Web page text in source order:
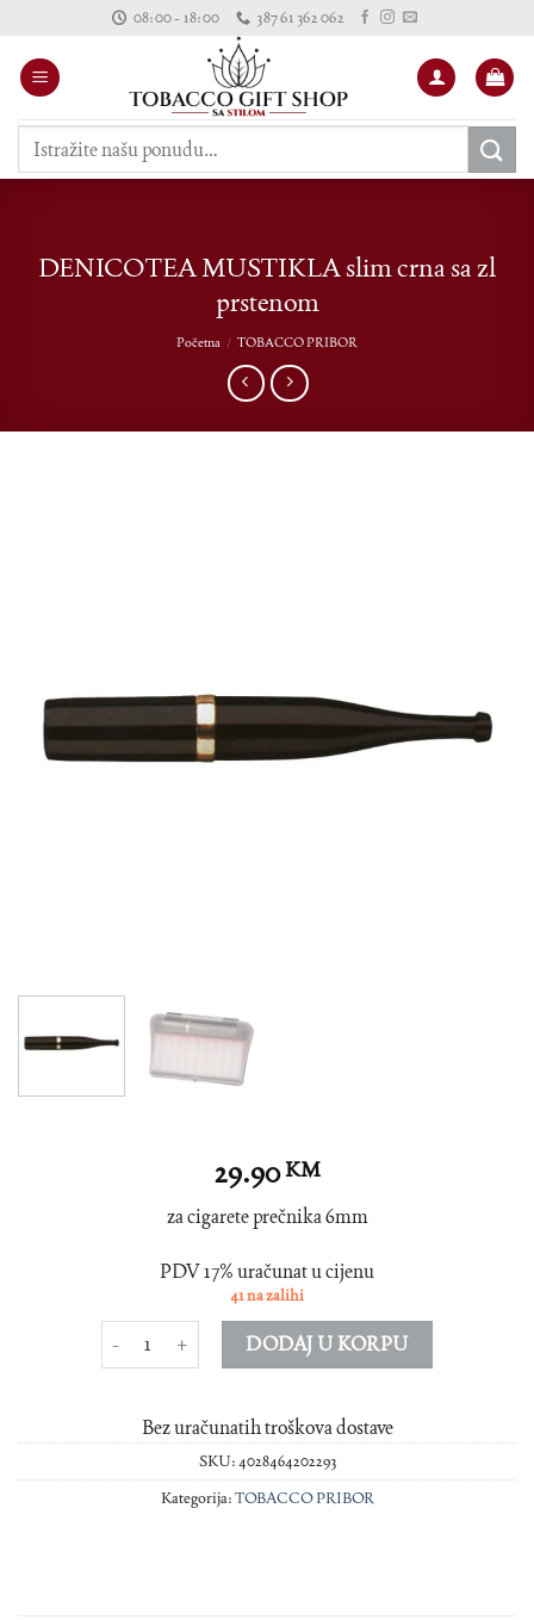
content
08:00 - 18:00 387 61 362 062
Pretraži:
DENICOTEA MUSTIKLA slim crna sa zl
prstenom
Početna / TOBACCO PRIBOR
29.90KM
za cigarete prečnika 6mm
PDV 17% uračunat u cijenu
41 na zalihi
DENICOTEA MUSTIKLA slim crna sa zl prstenom količina
DODAJ U KORPU
Bez uračunatih troškova dostave
SKU:4028464202293
Kategorija:TOBACCO PRIBOR